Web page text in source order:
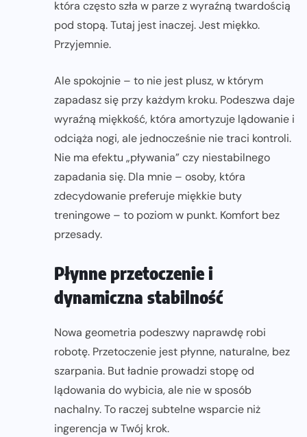
która często szła w parze z wyraźną twardością
pod stopą. Tutaj jest inaczej. Jest miękko.
Przyjemnie.
Ale spokojnie – to nie jest plusz, w którym
zapadasz się przy każdym kroku. Podeszwa daje
wyraźną miękkość, która amortyzuje lądowanie i
odciąża nogi, ale jednocześnie nie traci kontroli.
Nie ma efektu „pływania” czy niestabilnego
zapadania się. Dla mnie – osoby, która
zdecydowanie preferuje miękkie buty
treningowe – to poziom w punkt. Komfort bez
przesady.
Płynne przetoczenie i
dynamiczna stabilność
Nowa geometria podeszwy naprawdę robi
robotę. Przetoczenie jest płynne, naturalne, bez
szarpania. But ładnie prowadzi stopę od
lądowania do wybicia, ale nie w sposób
nachalny. To raczej subtelne wsparcie niż
ingerencja w Twój krok.